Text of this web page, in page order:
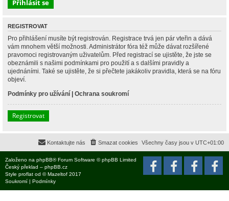
REGISTROVAT
Pro přihlášení musíte být registrován. Registrace trvá jen pár vteřin a dává
vám mnohem větší možnosti. Administrátor fóra též může dávat rozšířené
pravomoci registrovaným uživatelům. Před registrací se ujistěte, že jste se
obeznámili s našimi podmínkami pro použití a s dalšími pravidly a
ujednáními. Také se ujistěte, že si přečtete jakákoliv pravidla, která se na fóru
objeví.
Podmínky pro užívání | Ochrana soukromí
Registrovat
Všechny časy jsou v UTC+01:00
Smazat cookies
Kontaktujte nás
Založeno na phpBB® Forum Software © phpBB Limited
Český překlad – phpBB.cz
Style proflat od ©Mazeltof 2017
Soukromí | Podmínky